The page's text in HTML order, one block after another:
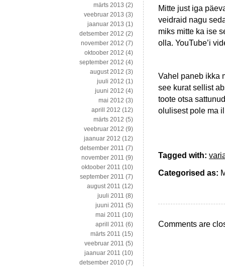
Mitte just iga
veidraid nagu
miks mitte ka ise
olla. YouTube’i
Vahel paneb ikka
see kurat sellist
toote otsa
olulisest pole ma
Tagged with:
Categorised as:
Comments are
märts 2013 (2)
veebruar 2013 (3)
jaanuar 2013 (1)
detsember 2012 (2)
november 2012 (7)
oktoober 2012 (4)
september 2012 (4)
august 2012 (3)
juuli 2012 (1)
juuni 2012 (4)
mai 2012 (3)
aprill 2012 (12)
märts 2012 (5)
veebruar 2012 (9)
jaanuar 2012 (12)
detsember 2011 (7)
november 2011 (9)
oktoober 2011 (10)
september 2011 (7)
august 2011 (12)
juuli 2011 (8)
juuni 2011 (5)
mai 2011 (10)
aprill 2011 (6)
märts 2011 (15)
veebruar 2011 (5)
jaanuar 2011 (10)
detsember 2010 (7)